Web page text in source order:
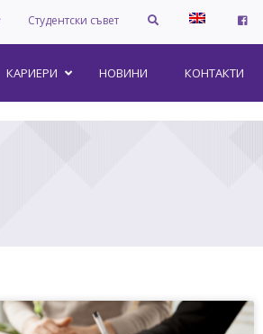
Студентски съвет
КОНТАКТИ
НОВИНИ
КАРИЕРИ